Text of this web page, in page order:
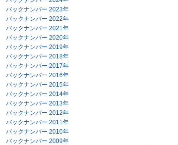
バックナンバー 2023年
バックナンバー 2022年
バックナンバー 2021年
バックナンバー 2020年
バックナンバー 2019年
バックナンバー 2018年
バックナンバー 2017年
バックナンバー 2016年
バックナンバー 2015年
バックナンバー 2014年
バックナンバー 2013年
バックナンバー 2012年
バックナンバー 2011年
バックナンバー 2010年
バックナンバー 2009年